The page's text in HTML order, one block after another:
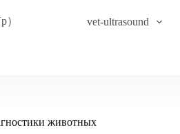
） vet-ultrasound
животных